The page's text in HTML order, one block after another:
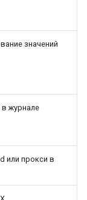
значений
журнале
или прокси в